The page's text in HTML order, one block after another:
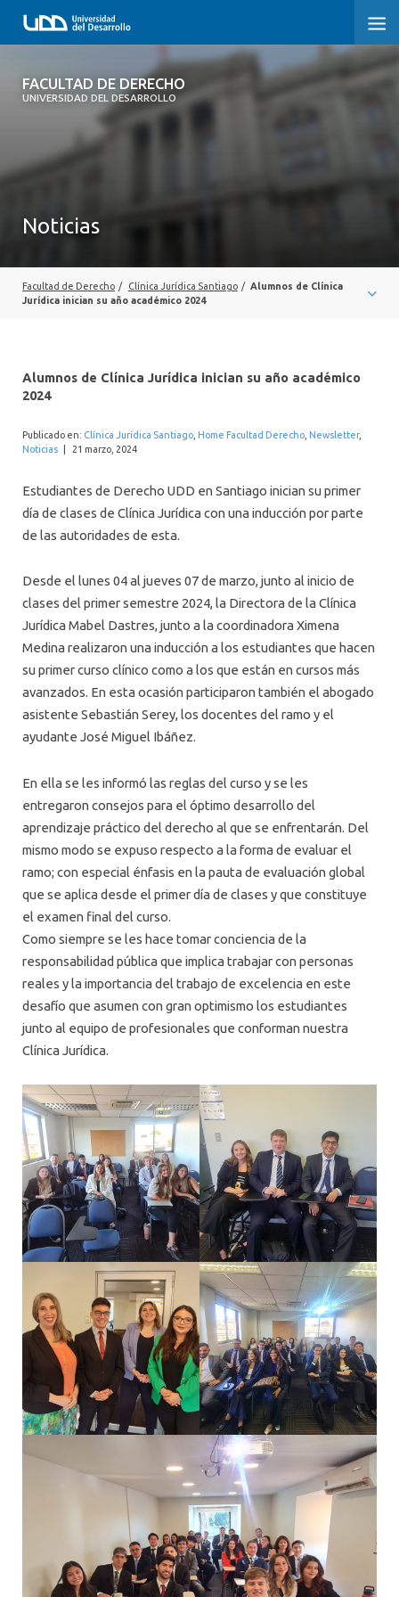
FACULTAD DE DERECHO
UNIVERSIDAD DEL DESARROLLO
FACULTAD DE DERECHO
SOBRE LA FACULTAD
PROFESORES
INTERNACIONAL
Noticias
Facultad de Derecho / Clínica Jurídica Santiago / Alumnos de Clínica
Jurídica inician su año académico 2024
Alumnos de Clínica Jurídica inician su año académico
2024
Publicado en: Clínica Jurídica Santiago Home Facultad Derecho Newsletter,
Noticias
21 marzo, 2024
Estudiantes de Derecho UDD en Santiago inician su primer
día de clases de Clínica Jurídica con una inducción por parte
de las autoridades de esta.
Desde el lunes 04 al jueves 07 de marzo, junto al inicio de
clases del primer semestre 2024, la Directora de la Clínica
Jurídica Mabel Dastres, junto a la coordinadora Ximena
Medina realizaron una inducción a los estudiantes que hacen
su primer curso clínico como a los que están en cursos más
avanzados. En esta ocasión participaron también el abogado
asistente Sebastián Serey, los docentes del ramo y el
ayudante José Miguel Ibáñez.
En ella se les informó las reglas del curso y se les
entregaron consejos para el óptimo desarrollo del
aprendizaje práctico del derecho al que se enfrentarán. Del
mismo modo se expuso respecto a la forma de evaluar el
ramo; con especial énfasis en la pauta de evaluación global
que se aplica desde el primer día de clases y que constituye
el examen final del curso.
Como siempre se les hace tomar conciencia de la
responsabilidad pública que implica trabajar con personas
reales y la importancia del trabajo de excelencia en este
desafío que asumen con gran optimismo los estudiantes
junto al equipo de profesionales que conforman nuestra
Clínica Jurídica.